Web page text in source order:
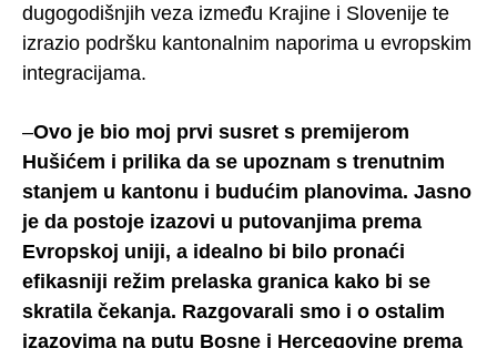
dugogodišnjih veza između Krajine i Slovenije te
izrazio podršku kantonalnim naporima u evropskim
integracijama.
–Ovo je bio moj prvi susret s premijerom
Hušićem i prilika da se upoznam s trenutnim
stanjem u kantonu i budućim planovima. Jasno
je da postoje izazovi u putovanjima prema
Evropskoj uniji, a idealno bi bilo pronaći
efikasniji režim prelaska granica kako bi se
skratila čekanja. Razgovarali smo i o ostalim
izazovima na putu Bosne i Hercegovine prema